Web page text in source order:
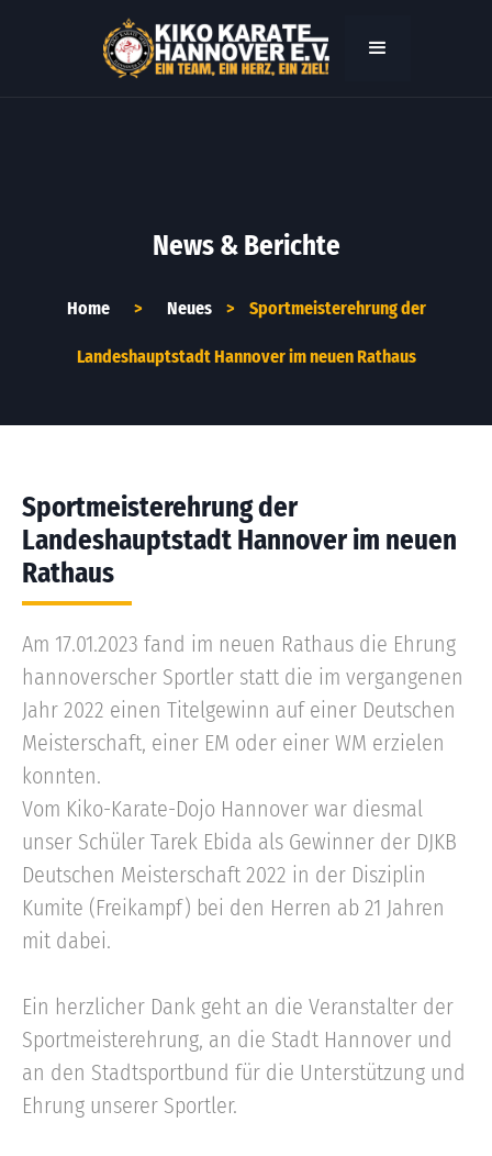
News & Berichte
Home > Neues > Sportmeisterehrung der
Landeshauptstadt Hannover im neuen Rathaus
Sportmeisterehrung der
Landeshauptstadt Hannover im neuen
Rathaus
Am 17.01.2023 fand im neuen Rathaus die Ehrung
hannoverscher Sportler statt die im vergangenen
Jahr 2022 einen Titelgewinn auf einer Deutschen
Meisterschaft, einer EM oder einer WM erzielen
konnten.
Vom Kiko-Karate-Dojo Hannover war diesmal
unser Schüler Tarek Ebida als Gewinner der DJKB
Deutschen Meisterschaft 2022 in der Disziplin
Kumite (Freikampf) bei den Herren ab 21 Jahren
mit dabei.
Ein herzlicher Dank geht an die Veranstalter der
Sportmeisterehrung, an die Stadt Hannover und
an den Stadtsportbund für die Unterstützung und
Ehrung unserer Sportler.